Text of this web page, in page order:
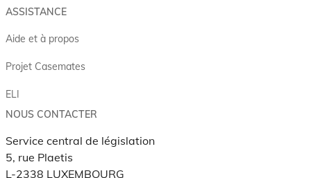
ASSISTANCE
Aide et à propos
Projet Casemates
ELI
NOUS CONTACTER
Service central de législation
5, rue Plaetis
L-2338 LUXEMBOURG